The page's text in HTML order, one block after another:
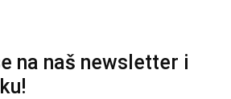
na naš newsletter i